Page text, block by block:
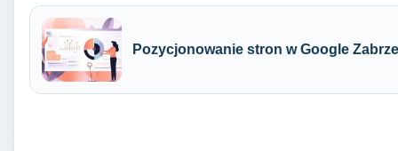
Pozycjonowanie stron w Google Zabrze